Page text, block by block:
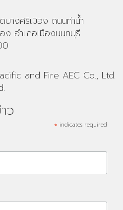
างศรีเมือง ถนนท่าน้ำ
ง อำเภอเมืองนนทบุรี
and Fire AEC Co., Ltd.
ว
* indicates required